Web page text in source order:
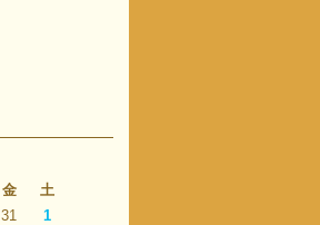
金
土
31
1